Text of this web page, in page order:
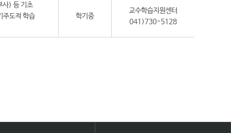
사) 등 기초
주도적 학습
학기중
교수학습지원센터
041)730-5128